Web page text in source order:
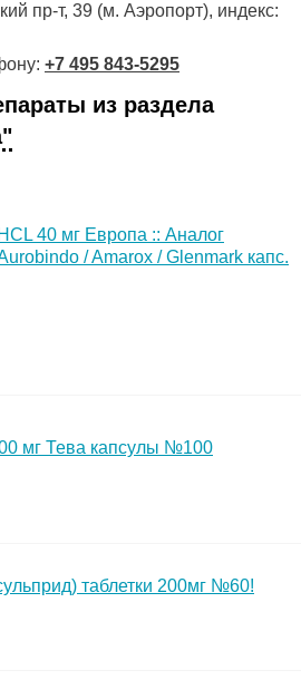
пр-т, 39 (м. Аэропорт), индекс:
+7 495 843-5295
из раздела
40 мг Европа :: Аналог
/ Amarox / Glenmark капс.
мг Тева капсулы №100
таблетки 200мг №60!